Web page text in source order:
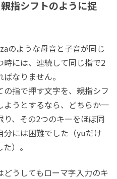
指シフトのように捉
のような母音と子音が同じ
には、連続して同じ指で2
なりません。
指で押す文字を、親指シフ
ようとするなら、どちらか一
、その2つのキーをほぼ同
には困難でした（yuだけ
）。
うしてもローマ字入力のキ